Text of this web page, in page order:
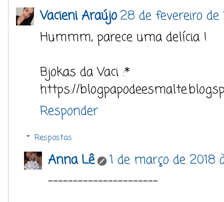
Vacieni Araújo28 de fevereiro de
Hummm, parece uma delícia !
Bjokas da Vaci :*
https://
Responder
Respostas
Anna Lê
1 de março de 2018
----------------------